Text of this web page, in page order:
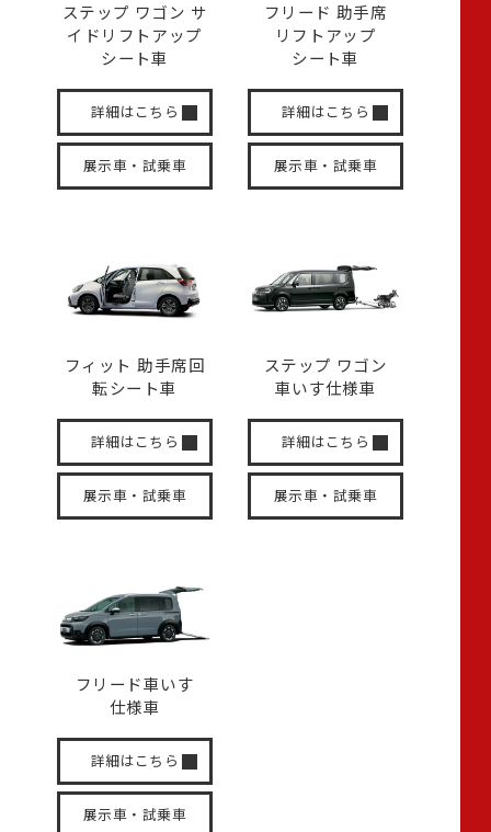
ステップ ワゴン サ
イド リフトアップ
シート車
詳細はこちら
展示車・試乗車
フリード 助手席
リフトアップ
シート車
詳細はこちら
展示車・試乗車
フィット 助手席回
転シート車
詳細はこちら
展示車・試乗車
ステップ ワゴン
車いす仕様車
詳細はこちら
展示車・試乗車
フリード車いす
仕様車
詳細はこちら
展示車・試乗車